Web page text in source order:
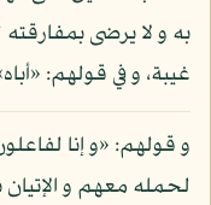
به و لا يرضى
غيبة، و في قولهم:
و قولهم: «و إنا
لحمله معهم و الإتيان